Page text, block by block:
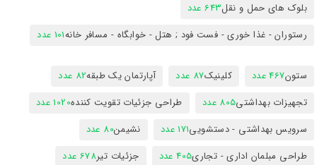
بلوک های حمل و نقل643 عدد
رستوران - غذا خوری - فست فود ; هتل - خوابگاه - مسافر خانه101 عدد
ستون467 عدد کلینیک87 عدد آپارتمان یک طبقه82 عدد
تجهیزات بهداشتی805 عدد طراحی جزئیات تقویت کننده1020 عدد
سرویس بهداشتی - دستشویی171 عدد نشیمن80 عدد
طراحی مبلمان اداری - تجاری405 عدد جزئیات تیر678 عدد